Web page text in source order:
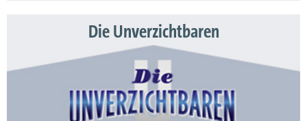
Die Unverzichtbaren